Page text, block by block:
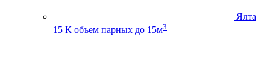
Ялта
15 К объем парных до 15м3